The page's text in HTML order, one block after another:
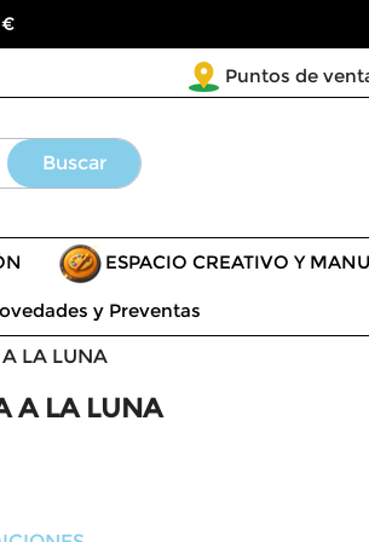
Puntos de
Buscar
ESPACIO CREATIVO Y
y Preventas
LA LUNA
A LA LUNA